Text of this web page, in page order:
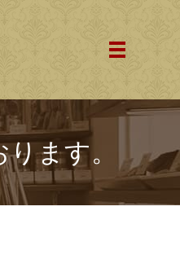
メニュー
ます。